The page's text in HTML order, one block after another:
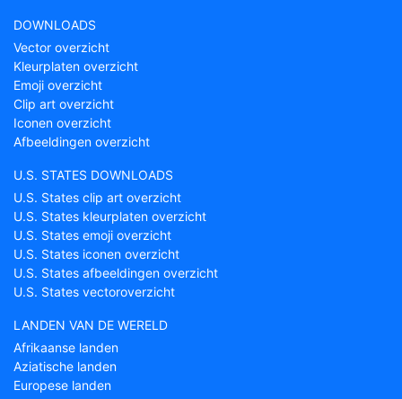
DOWNLOADS
Vector overzicht
Kleurplaten overzicht
Emoji overzicht
Clip art overzicht
Iconen overzicht
Afbeeldingen overzicht
U.S. STATES DOWNLOADS
U.S. States clip art overzicht
U.S. States kleurplaten overzicht
U.S. States emoji overzicht
U.S. States iconen overzicht
U.S. States afbeeldingen overzicht
U.S. States vectoroverzicht
LANDEN VAN DE WERELD
Afrikaanse landen
Aziatische landen
Europese landen